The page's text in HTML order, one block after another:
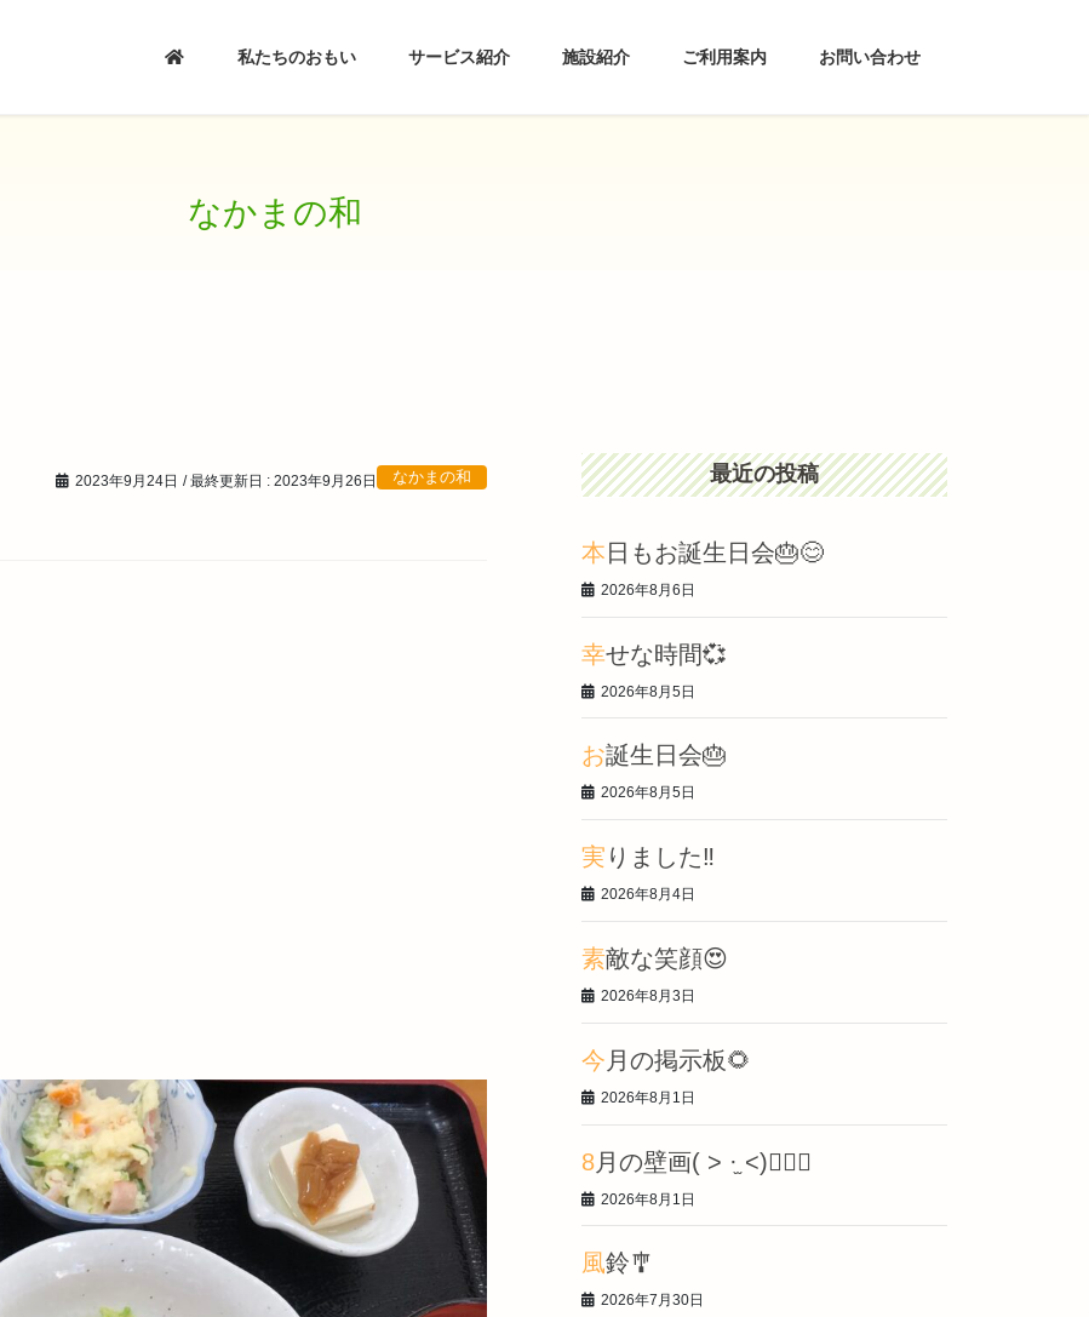
私たちのおもい サービス紹介 施設紹介 ご利用案内 お問い合わせ
なかまの和
2023年9月24日 / 最終更新日 :2023年9月26日 なかまの和 最近の投稿
本日もお誕生日会🎂😊
2026年8月6日
幸せな時間💞
2026年8月5日
お誕生日会🎂
2026年8月5日
実りました‼️
2026年8月4日
素敵な笑顔😍
2026年8月3日
今月の掲示板🌻
2026年8月1日
8月の壁画‎( > ·̫ <)👍🏻🌟
2026年8月1日
風鈴🎐
2026年7月30日